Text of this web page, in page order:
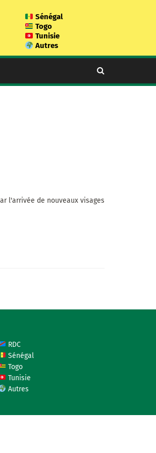
Sénégal
Togo
Tunisie
Autres
l'arrivée de nouveaux visages
RDC
Sénégal
Togo
Tunisie
Autres